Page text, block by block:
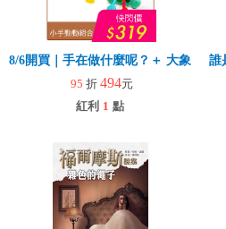
8/6開買｜手在做什麼呢？＋ 大象拉拉
95 折 494元
紅利 1 點
誰